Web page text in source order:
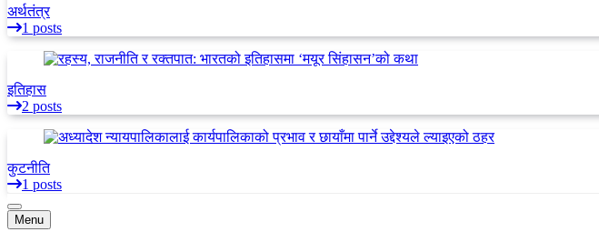
अर्थतंत्र
1 posts
इतिहास
2 posts
कुटनीति
1 posts
Menu